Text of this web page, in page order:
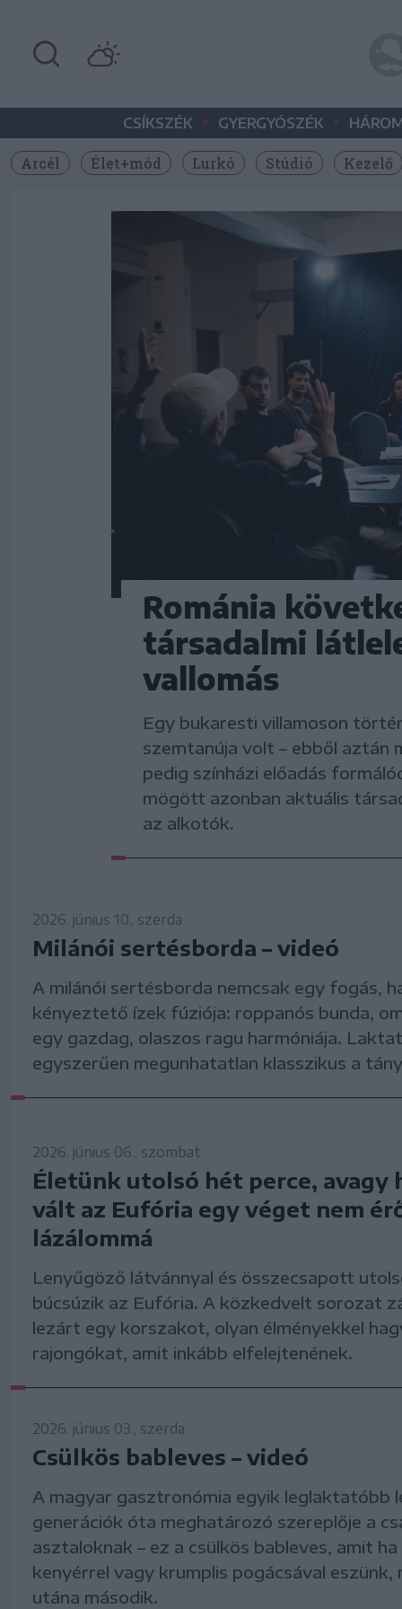
CSÍKSZÉK • GYERGYÓSZÉK •
Arcél Élet+mód Lurkó Stúdió Kezelő
Románia
társadalmi
vallomás
Egy bukaresti villamoson
szemtanúja volt – ebből aztán
pedig színházi előadás
mögött azonban aktuális
az alkotók.
2026. június 10., szerda
Milánói sertésborda – videó
A milánói sertésborda nemcsak egy fogás,
kényeztető ízek fúziója: roppanós bunda,
egy gazdag, olaszos ragu harmóniája.
egyszerűen megunhatatlan klasszikus a
2026. június 06., szombat
Életünk utolsó hét perce, avagy
vált az Eufória egy véget nem
lázálommá
Lenyűgöző látvánnyal és összecsapott
búcsúzik az Eufória. A közkedvelt sorozat
lezárt egy korszakot, olyan élményekkel
rajongókat, amit inkább elfelejtenének.
2026. június 03., szerda
Csülkös bableves – videó
A magyar gasztronómia egyik leglaktatóbb
generációk óta meghatározó szereplője a
asztaloknak – ez a csülkös bableves, amit
kenyérrel vagy krumplis pogácsával eszünk,
utána második.